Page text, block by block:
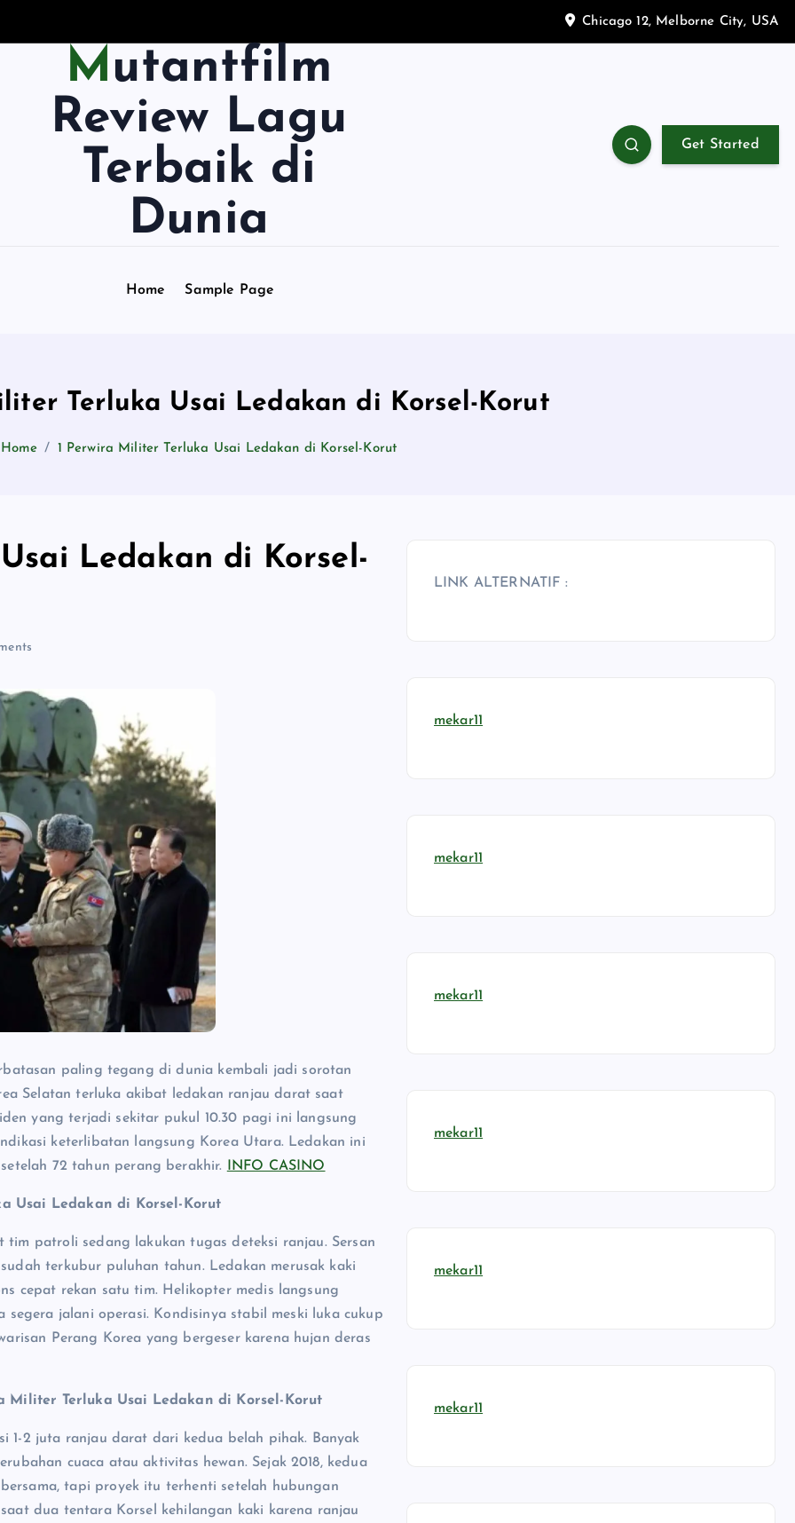
Chicago 12, Melborne City, USA
Mutantfilm
Review Lagu
Terbaik di
Dunia
Get Started
Home Sample Page
Terluka Usai Ledakan di Korsel-Korut
Home 1 Perwira Militer Terluka Usai Ledakan di Korsel-Korut
Ledakan di Korsel-
paling tegang di dunia kembali jadi sorotan
Selatan terluka akibat ledakan ranjau darat saat
yang terjadi sekitar pukul 10.30 pagi ini langsung
keterlibatan langsung Korea Utara. Ledakan ini
72 tahun perang berakhir.
INFO CASINO
Usai Ledakan di Korsel-Korut
tim patroli sedang lakukan tugas deteksi ranjau. Sersan
terkubur puluhan tahun. Ledakan merusak kaki
cepat rekan satu tim. Helikopter medis langsung
jalani operasi. Kondisinya stabil meski luka cukup
Perang Korea yang bergeser karena hujan deras
Militer Terluka Usai Ledakan di Korsel-Korut
1-2 juta ranjau darat dari kedua belah pihak. Banyak
cuaca atau aktivitas hewan. Sejak 2018, kedua
tapi proyek itu terhenti setelah hubungan
dua tentara Korsel kehilangan kaki karena ranjau
LINK ALTERNATIF :
mekar11
mekar11
mekar11
mekar11
mekar11
mekar11